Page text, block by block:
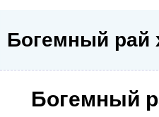
Богемный рай
Богемный